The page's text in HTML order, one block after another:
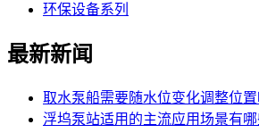
环保设备系列
最新新闻
取水泵船需要随水位变化调整位置
浮坞泵站适用的主流应用场景有哪